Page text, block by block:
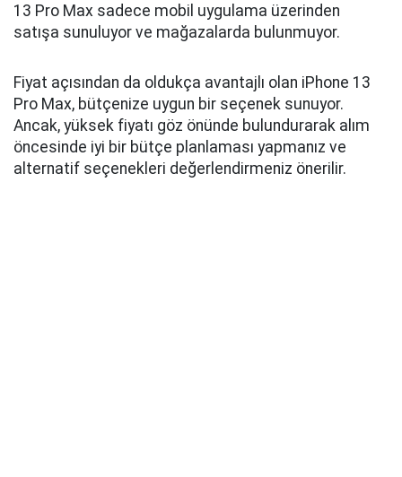
13 Pro Max sadece mobil uygulama üzerinden
satışa sunuluyor ve mağazalarda bulunmuyor.
Fiyat açısından da oldukça avantajlı olan iPhone 13
Pro Max, bütçenize uygun bir seçenek sunuyor.
Ancak, yüksek fiyatı göz önünde bulundurarak alım
öncesinde iyi bir bütçe planlaması yapmanız ve
alternatif seçenekleri değerlendirmeniz önerilir.